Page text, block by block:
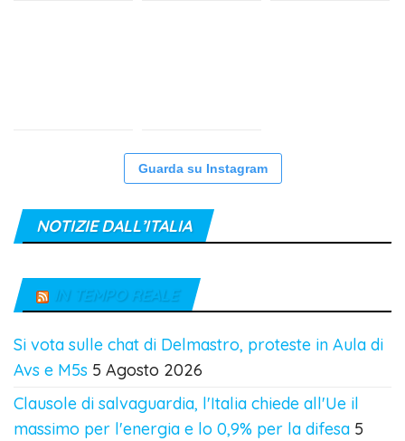
Guarda su Instagram
NOTIZIE DALL’ITALIA
IN TEMPO REALE
Si vota sulle chat di Delmastro, proteste in Aula di
Avs e M5s 5 Agosto 2026
Clausole di salvaguardia, l'Italia chiede all'Ue il
massimo per l'energia e lo 0,9% per la difesa 5